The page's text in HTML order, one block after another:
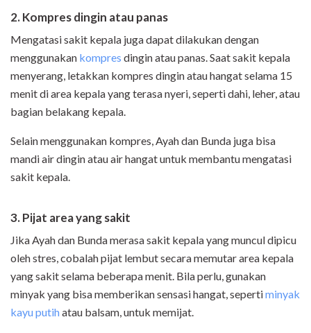
2. Kompres dingin atau panas
Mengatasi sakit kepala juga dapat dilakukan dengan
menggunakan kompres dingin atau panas. Saat sakit kepala
menyerang, letakkan kompres dingin atau hangat selama 15
menit di area kepala yang terasa nyeri, seperti dahi, leher, atau
bagian belakang kepala.
Selain menggunakan kompres, Ayah dan Bunda juga bisa
mandi air dingin atau air hangat untuk membantu mengatasi
sakit kepala.
3. Pijat area yang sakit
Jika Ayah dan Bunda merasa sakit kepala yang muncul dipicu
oleh stres, cobalah pijat lembut secara memutar area kepala
yang sakit selama beberapa menit. Bila perlu, gunakan
minyak yang bisa memberikan sensasi hangat, sepertiminyak
kayu putihatau balsam, untuk memijat.